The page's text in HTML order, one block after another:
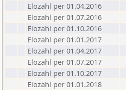
Elozahl per 01.04.2016
Elozahl per 01.07.2016
Elozahl per 01.10.2016
Elozahl per 01.01.2017
Elozahl per 01.04.2017
Elozahl per 01.07.2017
Elozahl per 01.10.2017
Elozahl per 01.01.2018